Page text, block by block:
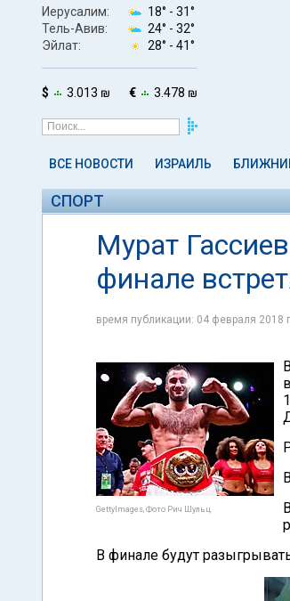
Иерусалим: 18° - 31°
Тель-Авив:
24° - 32°
Эйлат:
28° - 41°
$ 3.013 ₪ € 3.478 ₪
ВСЕ НОВОСТИ ИЗРАИЛЬ
СПОРТ
Мурат
финале
время публикации: 04 февраля 2018
GettyImages, Фото Рич Шульц
В финале будут